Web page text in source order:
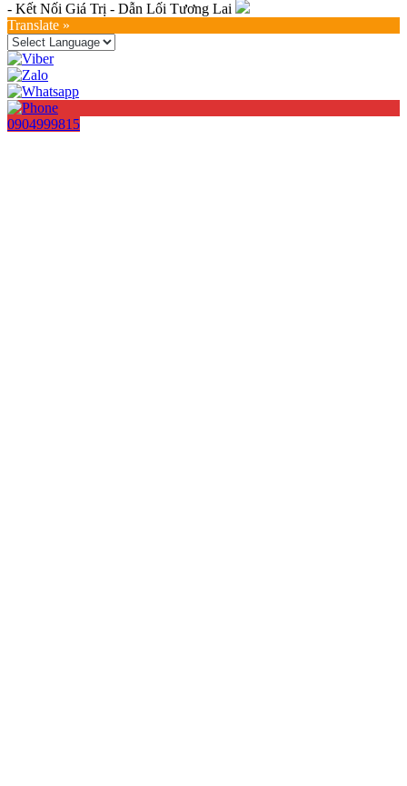
- Kết Nối Giá Trị - Dẫn Lối Tương Lai
Translate »
0904999815